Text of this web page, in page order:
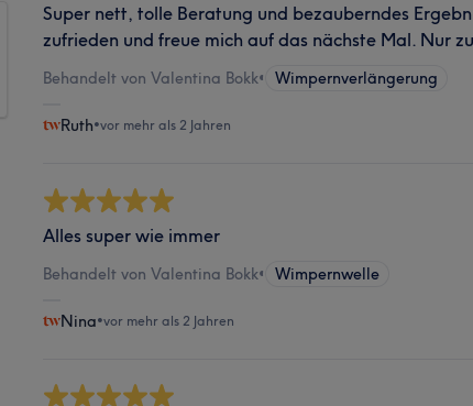
Super nett, tolle Beratung und bezauberndes
zufrieden und freue mich auf das nächste Mal. Nur
Behandelt von Valentina Bokk• Wimpernverlängerung
Ruth•vor mehr als 2 Jahren
Alles super wie immer
Behandelt von Valentina Bokk• Wimpernwelle
Nina•vor mehr als 2 Jahren